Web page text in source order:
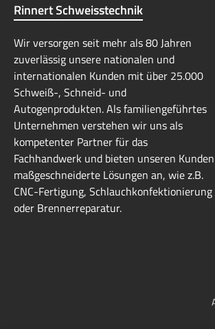
Rinnert Schweisstechnik
Wir versorgen seit mehr als 80 Jahren
zuverlässig unsere nationalen und
internationalen Kunden mit über 25.000
Schweiß-, Schneid- und
Autogenprodukten. Als familiengeführtes
Unternehmen verstehen wir uns als
kompetenter Partner für das
Fachhandwerk und bieten unseren Kunden
maßgeschneiderte Lösungen an, wie z.B.
CNC-Fertigung, Schlauchkonfektionierung
oder Brennerreparatur.